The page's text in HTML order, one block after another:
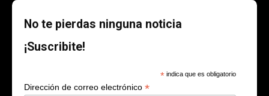
No te pierdas ninguna noticia
¡Suscribite!
* indica que es obligatorio
Dirección de correo electrónico *